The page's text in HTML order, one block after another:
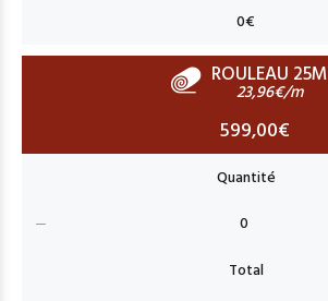
ROULEAU 25M
23,96€/m
599,00€